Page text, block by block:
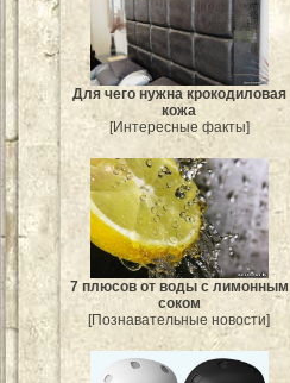
Для чего нужна крокодиловая
кожа
[Интересные факты]
7 плюсов от воды с лимонным
соком
[Познавательные новости]